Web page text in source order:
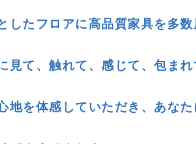
したフロアに高品質家具を多数
見て、触れて、感じて、包まれ
地を体感していただき、あな